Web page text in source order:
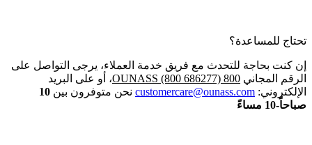
تحتاج للمساعدة؟
إن كنت بحاجة للتحدث مع فريق خدمة العملاء، يرجى التواصل على
الرقم المجاني 800 OUNASS (800 686277)
، أو على البريد
الإلكتروني: customercare@ounass.com نحن متوفرون بين 10
صباحاً-10 مساءً